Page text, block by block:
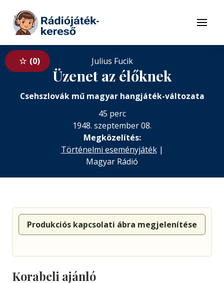
Tovább a tartalomhoz
Menü
0 Julius Fucik
Üzenet az élőknek
Csehszlovák mű magyar hangjáték-változata
45 perc
1948. szeptember 08.
Megközelítés:
Történelmi eseményjáték|
Magyar Rádió
Produkciós kapcsolati ábra megjelenítése
Korabeli ajánló